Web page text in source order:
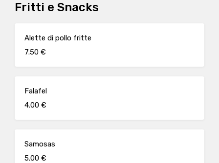
Fritti e Snacks
Alette di pollo fritte
7.50 €
Falafel
4.00 €
Samosas
5.00 €